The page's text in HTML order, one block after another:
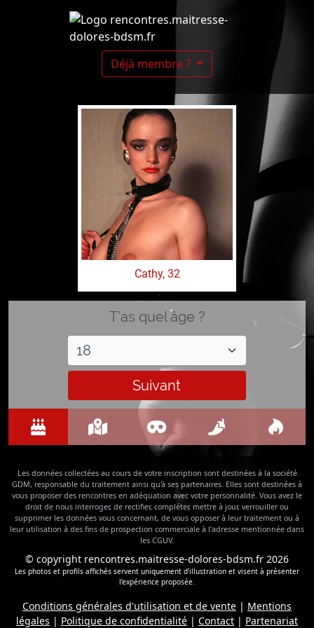
Déjà membre ?
Cathy, 32
T'as quel âge ?
Suivant
Les données collectées au cours de votre inscription sont destinées à la société
GDM, responsable du traitement ainsi qu'à ses partenaires. Elles sont destinées à
vous proposer des rencontres en adéquation avec votre personnalité. Vous avez le
droit de nous interroger, de rectifier, compléter, mettre à jour, verrouiller ou
supprimer les données vous concernant, de vous opposer à leur traitement ou à
leur utilisation à des fins de prospection commerciale à l'adresse mentionnée dans
les CGUV.
© copyright rencontres.maitresse-dolores-bdsm.fr 2026
Les photos et profils affichés servent uniquement d’illustration et visent à présenter
l’expérience proposée.
Conditions générales d'utilisation et de vente | Mentions
légales | Politique de confidentialité | Contact | Partenariat